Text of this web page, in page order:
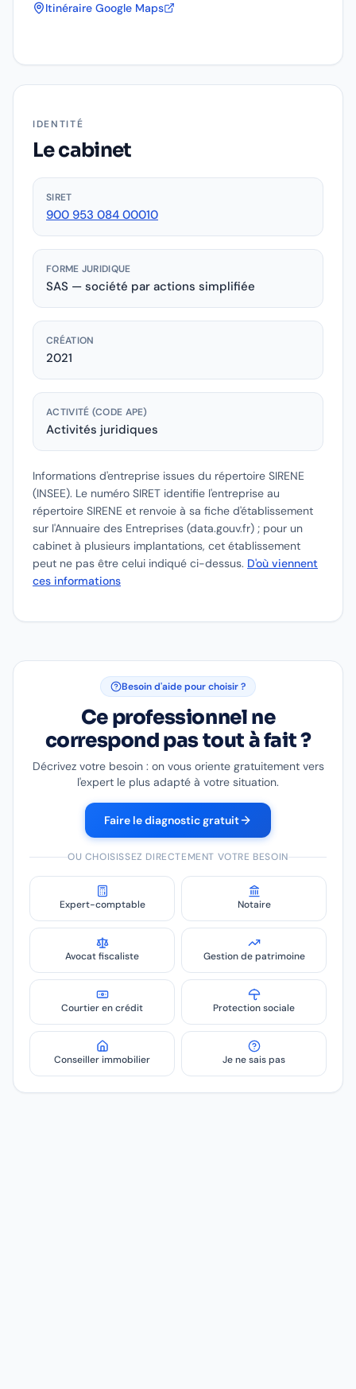
Itinéraire Google Maps
IDENTITÉ
Le cabinet
SIRET
900 953 084 00010
FORME JURIDIQUE
SAS — société par actions simplifiée
CRÉATION
2021
ACTIVITÉ (CODE APE)
Activités juridiques
Informations d'entreprise issues du répertoire SIRENE
(INSEE). Le numéro SIRET identifie l'entreprise au
répertoire SIRENE et renvoie à sa fiche d'établissement
sur l'Annuaire des Entreprises (data.gouv.fr) ; pour un
cabinet à plusieurs implantations, cet établissement
peut ne pas être celui indiqué ci-dessus. D'où viennent
ces informations
Besoin d'aide pour choisir ?
Ce professionnel ne
correspond pas tout à fait ?
Décrivez votre besoin : on vous oriente gratuitement vers
l'expert le plus adapté à votre situation.
Faire le diagnostic gratuit
OU CHOISISSEZ DIRECTEMENT VOTRE BESOIN
Expert-comptable Notaire
Avocat fiscaliste Gestion de patrimoine
Courtier en crédit Protection sociale
Conseiller immobilier Je ne sais pas